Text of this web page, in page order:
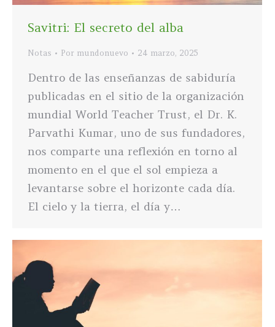
Savitri: El secreto del alba
Notas Por mundonuevo 24 marzo, 2025
Dentro de las enseñanzas de sabiduría
publicadas en el sitio de la organización
mundial World Teacher Trust, el Dr. K.
Parvathi Kumar, uno de sus fundadores,
nos comparte una reflexión en torno al
momento en el que el sol empieza a
levantarse sobre el horizonte cada día.
El cielo y la tierra, el día y…